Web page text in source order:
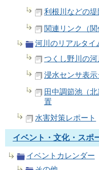
利根川などの
関連リンク（関
河川のリアルタイ
つくし野川の河
浸水センサ表示
田中調節池（
置
水害対策レポート
イベント・文化・スポ
イベントカレンダー